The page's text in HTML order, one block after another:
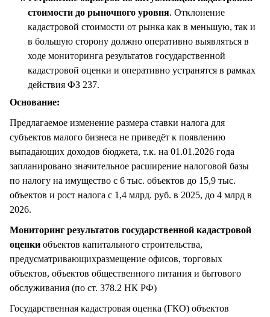
стоимости до рыночного уровня. Отклонение
кадастровой стоимости от рынка как в меньшую, так и
в большую сторону должно оперативно выявляться в
ходе мониторинга результатов государственной
кадастровой оценки и оперативно устранятся в рамках
действия ФЗ 237.
Основание:
Предлагаемое изменение размера ставки налога для
субъектов малого бизнеса не приведёт к появлению
выпадающих доходов бюджета, т.к. на 01.01.2026 года
запланировано значительное расширение налоговой базы
по налогу на имущество с 6 тыс. объектов до 15,9 тыс.
объектов и рост налога с 1,4 млрд. руб. в 2025, до 4 млрд в
2026.
Мониторинг результатов государственной кадастровой
оценки объектов капитального строительства,
предусматривающихразмещение офисов, торговых
объектов, объектов общественного питания и бытового
обслуживания (по ст. 378.2 НК РФ)
Государственная кадастровая оценка (ГКО) объектов